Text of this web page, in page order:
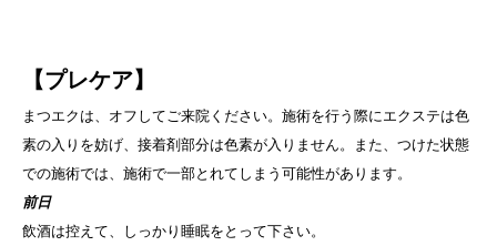
【プレケア】
まつエクは、オフしてご来院ください。施術を行う際にエクステは色
素の入りを妨げ、接着剤部分は色素が入りません。また、つけた状態
での施術では、施術で一部とれてしまう可能性があります。
前日
飲酒は控えて、しっかり睡眠をとって下さい。